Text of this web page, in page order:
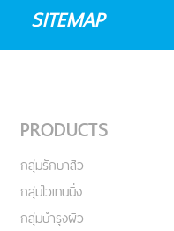
SITEMAP
PRODUCTS
กลุ่มรักษาสิว
กลุ่มไวเทนนิ่ง
กลุ่มบำรุงผิว